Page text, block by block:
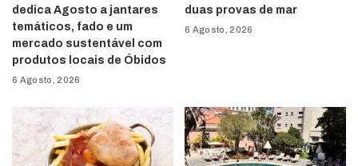
dedica Agosto a jantares
temáticos, fado e um
mercado sustentável com
produtos locais de Óbidos
6 Agosto, 2026
duas provas de mar
6 Agosto, 2026